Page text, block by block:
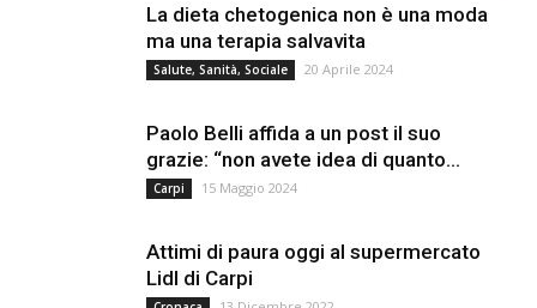
La dieta chetogenica non è una moda
ma una terapia salvavita
Salute, Sanità, Sociale 20 Aprile 2024
Paolo Belli affida a un post il suo
grazie: “non avete idea di quanto...
Carpi 15 Maggio 2024
Attimi di paura oggi al supermercato
Lidl di Carpi